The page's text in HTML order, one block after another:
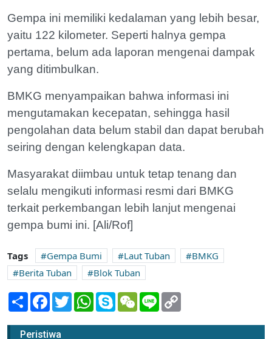
Gempa ini memiliki kedalaman yang lebih besar,
yaitu 122 kilometer. Seperti halnya gempa
pertama, belum ada laporan mengenai dampak
yang ditimbulkan.
BMKG menyampaikan bahwa informasi ini
mengutamakan kecepatan, sehingga hasil
pengolahan data belum stabil dan dapat berubah
seiring dengan kelengkapan data.
Masyarakat diimbau untuk tetap tenang dan
selalu mengikuti informasi resmi dari BMKG
terkait perkembangan lebih lanjut mengenai
gempa bumi ini. [Ali/Rof]
Tags Gempa Bumi Laut Tuban
BMKG
Berita Tuban
Blok Tuban
Share Facebook
TwitterWhatsApp
SkypeWeChatLine
Peristiwa